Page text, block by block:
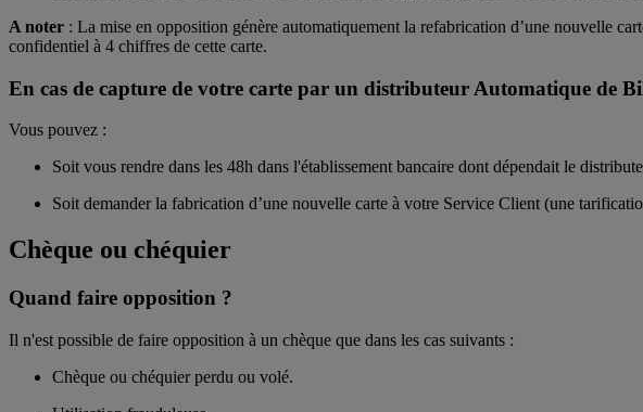
A noter : La mise en opposition génère automatiquement la refabrication d’une nouvelle
confidentiel à 4 chiffres de cette carte.
En cas de capture de votre carte par un distributeur Automatique de
Vous pouvez :
Soit vous rendre dans les 48h dans l'établissement bancaire dont dépendait le
Soit demander la fabrication d’une nouvelle carte à votre Service Client (une
Chèque ou chéquier
Quand faire opposition ?
Il n'est possible de faire opposition à un chèque que dans les cas suivants :
Chèque ou chéquier perdu ou volé.